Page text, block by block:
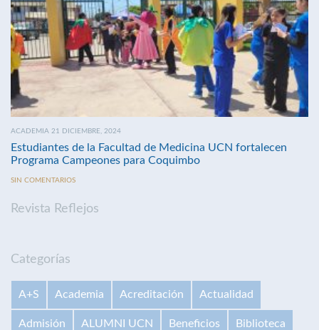
ACADEMIA 21 DICIEMBRE, 2024
Estudiantes de la Facultad de Medicina UCN fortalecen
Programa Campeones para Coquimbo
SIN COMENTARIOS
Revista Reflejos
Categorías
A+S Academia Acreditación Actualidad
Admisión ALUMNI UCN Beneficios Biblioteca